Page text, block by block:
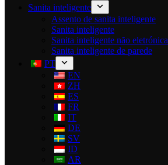
Sanita inteligente
Assento de sanita inteligente
Sanita inteligente
Sanita inteligente não eletrónica
Sanita inteligente de parede
PT
EN
ZH
ES
FR
IT
DE
SV
ID
AR